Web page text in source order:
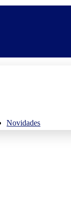
Novidades